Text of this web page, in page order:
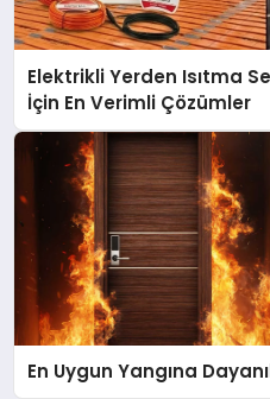
Elektrikli Yerden Isıtma
İçin En Verimli Çözümler
En Uygun Yangına